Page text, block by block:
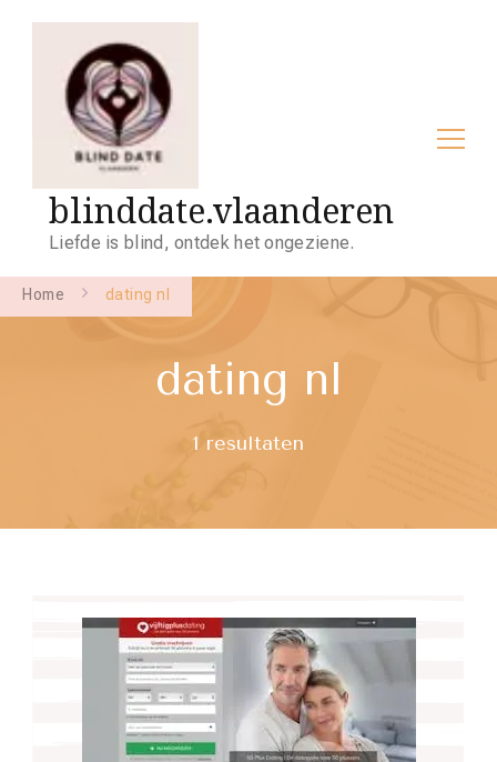
blinddate.vlaanderen
Liefde is blind, ontdek het ongeziene.
Home dating nl
dating nl
1 resultaten